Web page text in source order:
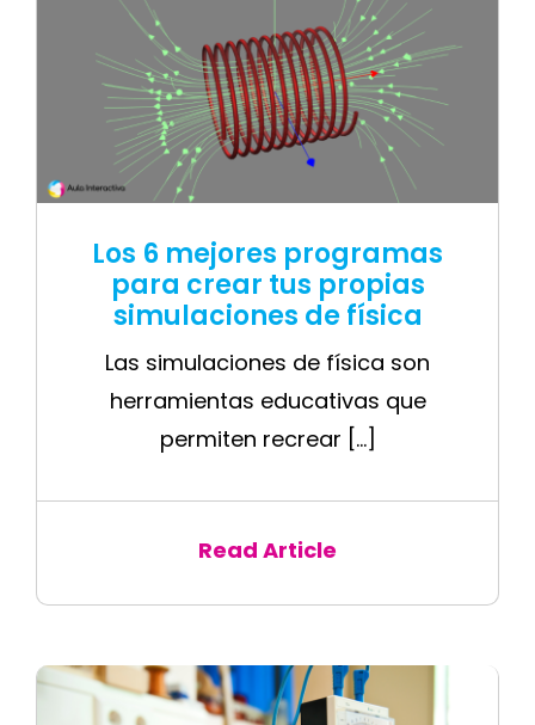
Los 6 mejores programas
para crear tus propias
simulaciones de física
Las simulaciones de física son
herramientas educativas que
permiten recrear [...]
Read Article